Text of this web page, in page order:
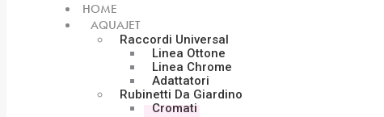
HOME
AQUAJET
Raccordi Universal
Linea Ottone
Linea Chrome
Adattatori
Rubinetti Da Giardino
Cromati